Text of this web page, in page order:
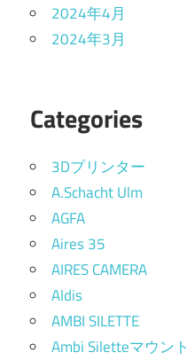
2024年4月
2024年3月
Categories
3Dプリンター
A.Schacht Ulm
AGFA
Aires 35
AIRES CAMERA
Aldis
AMBI SILETTE
Ambi Siletteマウント